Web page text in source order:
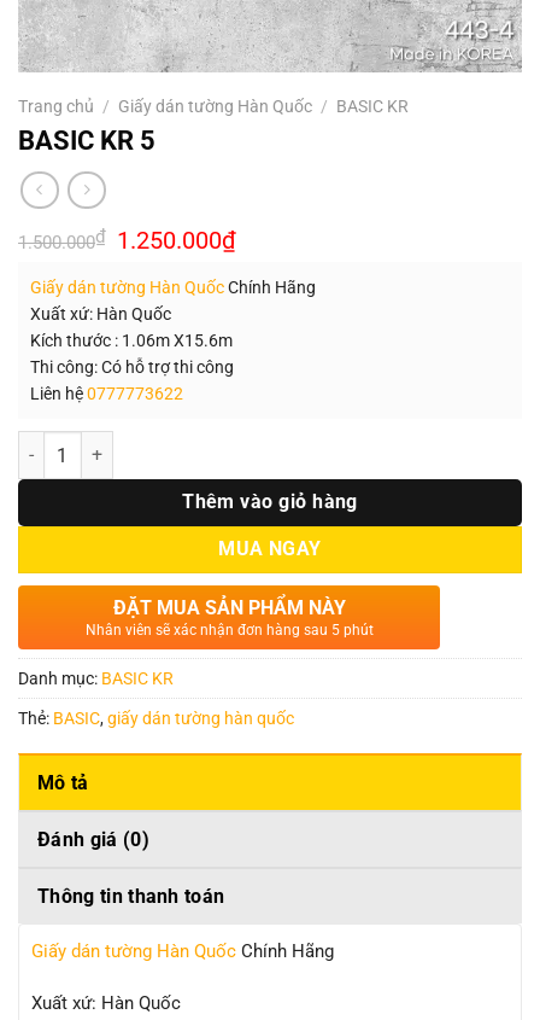
Trang chủ / Giấy dán tường Hàn Quốc / BASIC KR
BASIC KR 5
1.500.000₫ Giá
gốc
1.500.000₫.
1.250.000₫Giá
hiện
là:
Giấy dán tường Hàn QuốcChính Hãng
Xuất xứ: Hàn Quốc
Kích thước : 1.06m X15.6m
Thi công: Có hỗ trợ thi công
Liên hệ0777773622
Số lượng
Thêm vào giỏ hàng
MUA NGAY
ĐẶT MUA SẢN PHẨM NÀY
Nhân viên sẽ xác nhận đơn hàng sau 5 phút
Danh mục: BASIC KR
Thẻ: BASIC,giấy dán tường hàn quốc
Mô tả
Đánh giá (0)
Thông tin thanh toán
Giấy dán tường Hàn Quốc Chính Hãng
Xuất xứ: Hàn Quốc